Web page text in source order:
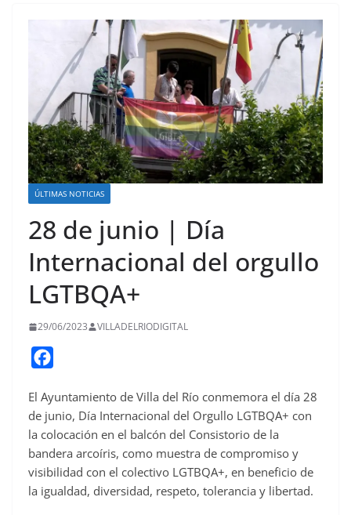
ÚLTIMAS NOTICIAS
28 de junio | Día
Internacional del orgullo
LGTBQA+
29/06/2023 VILLADELRIODIGITAL
c
e
b
o
o
El Ayuntamiento de Villa del Río conmemora el día 28
de junio, Día Internacional del Orgullo LGTBQA+ con
la colocación en el balcón del Consistorio de la
bandera arcoíris, como muestra de compromiso y
visibilidad con el colectivo LGTBQA+, en beneficio de
la igualdad, diversidad, respeto, tolerancia y libertad.